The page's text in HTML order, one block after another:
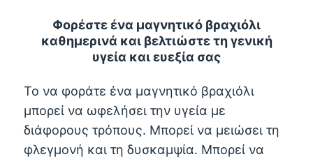
Φορέστε ένα μαγνητικό βραχιόλι
καθημερινά και βελτιώστε τη γενική
υγεία και ευεξία σας
Το να φοράτε ένα μαγνητικό βραχιόλι
μπορεί να ωφελήσει την υγεία με
διάφορους τρόπους. Μπορεί να μειώσει τη
φλεγμονή και τη δυσκαμψία. Μπορεί να